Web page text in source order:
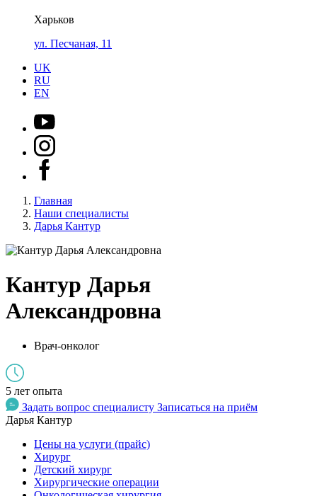
Харьков
ул. Песчаная, 11
UK
RU
EN
Главная
Наши специалисты
Дарья Кантур
Кантур Дарья
Александровна
Врач-онколог
5 лет опыта
Задать вопрос специалисту Записаться на приём
Дарья Кантур
Цены на услуги (прайс)
Хирург
Детский хирург
Хирургические операции